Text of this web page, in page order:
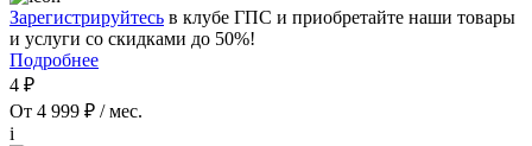
Зарегистрируйтесь в клубе ГПС и приобретайте наши товары
и услуги со скидками до 50%!
Подробнее
4 ₽
От 4 999 ₽ / мес.
i